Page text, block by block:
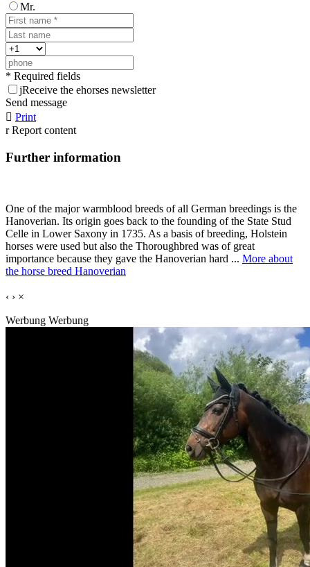
Mr.
* Required fields
jReceive the ehorses newsletter
Send message
 Print
r Report content
Further information
One of the major warmblood breeds of all German breedings is the
Hanoverian. Its origin goes back to the founding of the State Stud
Celle in Lower Saxony in 1735. As a basis of breeding, Holstein
horses were used but also the Thoroughbred was of great
importance because they gave the Hanoverian hard ... More about
the horse breed Hanoverian
‹ › ×
Werbung Werbung